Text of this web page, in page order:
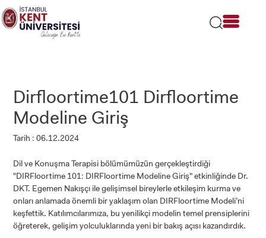
Lütfen
dikkat:
Bu
sistemi
içerir.Dirfloortime101 Dirfloortime
Modeline Giriş
Tarih : 06.12.2024
Dil ve Konuşma Terapisi bölümümüzün gerçekleştirdiği
"DIRFloortime 101: DIRFloortime Modeline Giriş" etkinliğinde Dr.
DKT. Egemen Nakışçı ile gelişimsel bireylerle etkileşim kurma ve
onları anlamada önemli bir yaklaşım olan DIRFloortime Modeli’ni
keşfettik. Katılımcılarımıza, bu yenilikçi modelin temel prensiplerini
öğreterek, gelişim yolculuklarında yeni bir bakış açısı kazandırdık.